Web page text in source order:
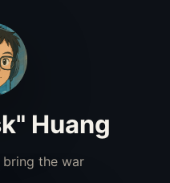
Huang
the war